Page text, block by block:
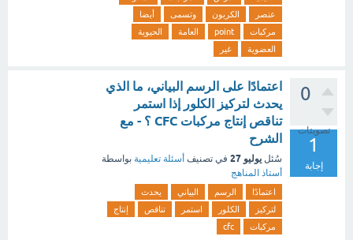
عنصر
الكربون وتسمى
أيضا
مركبات
point العامة
الحيوية
العضوية
غير
0
تصويتات
1
إجابة
اعتمادًا على الرسم البياني، ما الذي
يحدث لتركيز الكلور إذا استمر
تناقص إنتاج مركبات CFC ؟ - مع
الشرح
سُئل يوليو 27 في تصنيف أسئلة تعليمية بواسطة
أستاذ المناهج
اعتمادًا الرسم البياني
يحدث
لتركيز
الكلور استمر تناقص
إنتاج
مركبات
cfc